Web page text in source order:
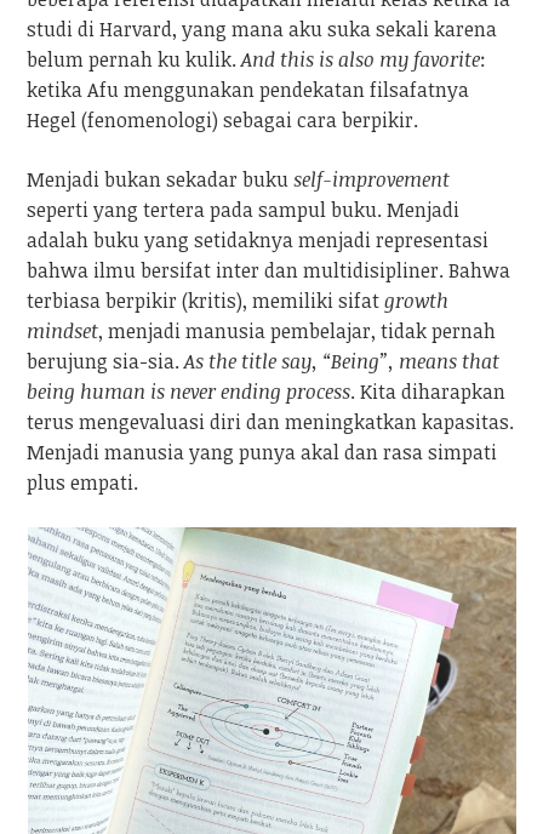
studi di Harvard, yang mana aku suka sekali karena
belum pernah ku kulik.And this is also my favorite:
ketika Afu menggunakan pendekatan filsafatnya
Hegel (fenomenologi) sebagai cara berpikir.
Menjadi bukan sekadar bukuself-improvement
seperti yang tertera pada sampul buku. Menjadi
adalah buku yang setidaknya menjadi representasi
bahwa ilmu bersifat inter dan multidisipliner. Bahwa
terbiasa berpikir (kritis), memiliki sifatgrowth
mindset, menjadi manusia pembelajar, tidak pernah
berujung sia-sia.As the title say, “Being”, means that
being human is never ending process. Kita diharapkan
terus mengevaluasi diri dan meningkatkan kapasitas.
Menjadi manusia yang punya akal dan rasa simpati
plus empati.